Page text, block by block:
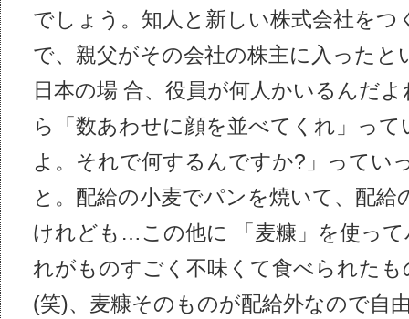
でしょう。知人と新しい株式会社を
で、親父がその会社の株主に入った
日本の場 合、役員が何人かいるんだ
ら「数あわせに顔を並べてくれ」っ
よ。それで何するんですか?」ってい
と。配給の小麦でパンを焼いて、配
けれども…この他に 「麦糠」を使っ
れがものすごく不味くて食べられた
(笑)、麦糠そのものが配給外なので自